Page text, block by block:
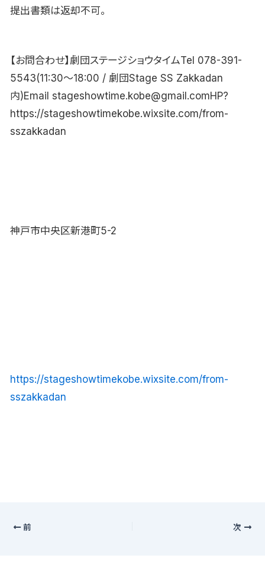
提出書類は返却不可。
【お問合わせ】劇団ステージショウタイムTel 078-391-
5543(11:30〜18:00 / 劇団Stage SS Zakkadan
内)Email stageshowtime.kobe@gmail.comHP?
https://stageshowtimekobe.wixsite.com/from-
sszakkadan
神戸市中央区新港町5-2
https://stageshowtimekobe.wixsite.com/from-
sszakkadan
前 次